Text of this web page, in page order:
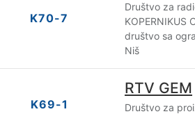
K70-7
Društvo za
KOPERNIKUS
društvo sa
Niš
K69-1
RTV GEM
Društvo za